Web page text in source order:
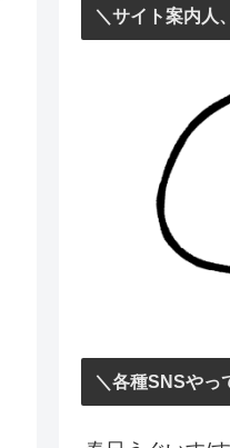
＼サイト案内人
＼各種SNSやっ